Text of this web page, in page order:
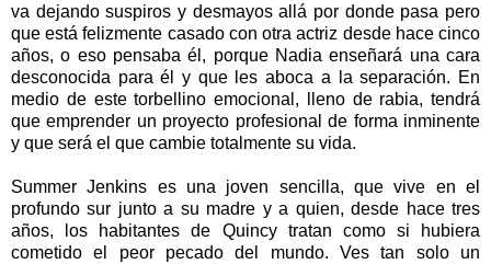
va dejando suspiros y desmayos allá por donde pasa pero
que está felizmente casado con otra actriz desde hace cinco
años, o eso pensaba él, porque Nadia enseñará una cara
desconocida para él y que les aboca a la separación. En
medio de este torbellino emocional, lleno de rabia, tendrá
que emprender un proyecto profesional de forma inminente
y que será el que cambie totalmente su vida.
Summer Jenkins es una joven sencilla, que vive en el
profundo sur junto a su madre y a quien, desde hace tres
años, los habitantes de Quincy tratan como si hubiera
cometido el peor pecado del mundo. Ves tan solo un